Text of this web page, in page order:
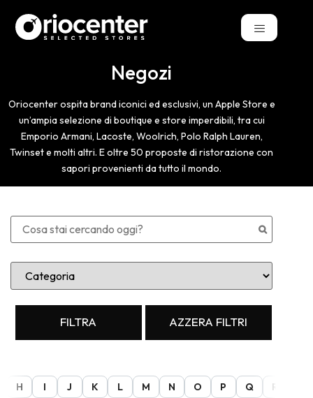
Negozi
Oriocenter ospita brand iconici ed esclusivi, un Apple Store e
un’ampia selezione di boutique e store imperdibili, tra cui
Emporio Armani, Lacoste, Woolrich, Polo Ralph Lauren,
Twinset e molti altri. E oltre 50 proposte di ristorazione con
sapori provenienti da tutto il mondo.
FILTRA AZZERA FILTRI
H I J K L M N O P Q R